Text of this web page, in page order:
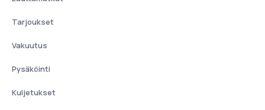
Tarjoukset
Vakuutus
Pysäköinti
Kuljetukset